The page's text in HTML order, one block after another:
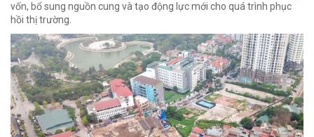
vốn, bổ sung nguồn cung và tạo động lực mới cho quá trình phục
hồi thị trường.